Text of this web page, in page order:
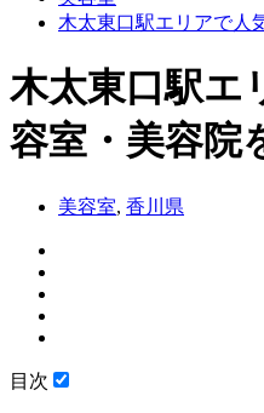
木太東口駅エリアで人
木太東口駅エ
容室・美容院
美容室, 香川県
目次